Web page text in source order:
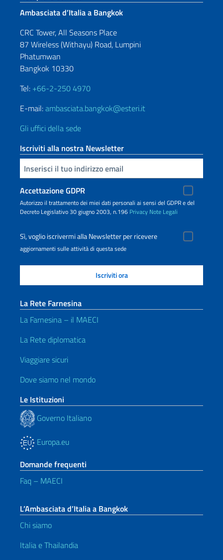
Ambasciata d’Italia a Bangkok
CRC Tower, All Seasons Place
87 Wireless (Withayu) Road, Lumpini
Phatumwan
Bangkok 10330
Tel: +66-2-250 4970
E-mail:ambasciata.bangkok@esteri.it
Gli uffici della sede
Iscriviti alla nostra Newsletter
Inserisci la tua email
Accettazione GDPR
Autorizzo il trattamento dei miei dati personali ai sensi del GDPR e del
Decreto Legislativo 30 giugno 2003, n.196 Privacy Note Legali
Sì, voglio iscrivermi alla Newsletter per ricevere
aggiornamenti sulle attività di questa sede
La Rete Farnesina
La Farnesina – il MAECI
La Rete diplomatica
Viaggiare sicuri
Dove siamo nel mondo
Le Istituzioni
Governo Italiano
Europa.eu
Domande frequenti
Faq – MAECI
L’Ambasciata d’Italia a Bangkok
Chi siamo
Italia e Thailandia